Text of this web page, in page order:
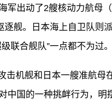
军出动了2艘核动力航母
舰。日本海上自卫队则
联合舰队”一点都不为过。
击机舰和日本一艘准航母
国的一种挑衅行为，明